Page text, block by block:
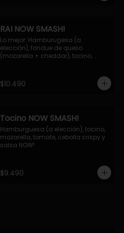
RAI NOW SMASH!
Lo mejor: Hamburugesa (a
elección), fondue de queso
(mozarella + cheddar), tocino,
NOW!
$10.490
Tocino NOW SMASH!
Hamburguesa (a elección), tocino,
mozarella, tomate, cebolla crispy y
salsa NOW!
$9.490